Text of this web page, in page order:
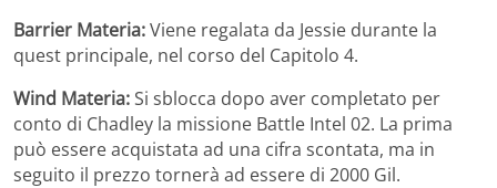
Barrier Materia:Viene regalata da Jessie durante la
quest principale, nel corso del Capitolo 4.
Wind Materia:Si sblocca dopo aver completato per
conto di Chadley la missione Battle Intel 02. La prima
può essere acquistata ad una cifra scontata, ma in
seguito il prezzo tornerà ad essere di 2000 Gil.